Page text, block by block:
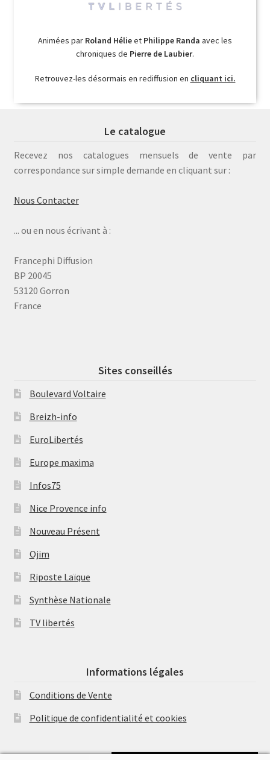
Animées par Roland Hélieet Philippe Randa avec les
chroniques de Pierre de Laubier.
Retrouvez-les désormais en rediffusion en cliquant ici.
Le catalogue
Recevez nos catalogues mensuels de vente par
correspondance sur simple demande en cliquant sur :
Nous Contacter
... ou en nous écrivant à :
Francephi Diffusion
BP 20045
53120 Gorron
France
Sites conseillés
Boulevard Voltaire
Breizh-info
EuroLibertés
Europe maxima
Infos75
Nice Provence info
Nouveau Présent
Ojim
Riposte Laïque
Synthèse Nationale
TV libertés
Informations légales
Conditions de Vente
Politique de confidentialité et cookies